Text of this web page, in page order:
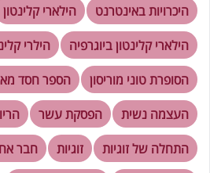
היכרויות באינטרנט
הילארי קלינטון
הילארי קלינטון ביוגרפיה
הילרי
הסופרת טוני מוריסון
הספר חסד מאת
העצמה נשית
הפסקת עשר
התחלה של זוגיות
זוגיות
חבר